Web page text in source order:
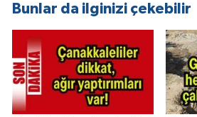
Bunlar da ilginizi çekebilir